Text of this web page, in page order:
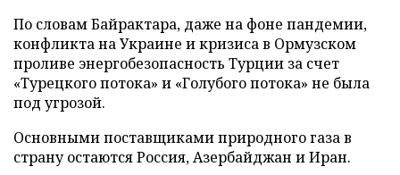
По словам Байрактара, даже на фоне пандемии,
конфликта на Украине и кризиса в Ормузском
проливе энергобезопасность Турции за счет
«Турецкого потока» и «Голубого потока» не была
под угрозой.
Основными поставщиками природного газа в
страну остаются Россия, Азербайджан и Иран.